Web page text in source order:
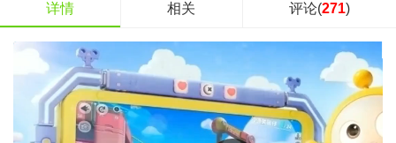
详情 相关 评论(271)